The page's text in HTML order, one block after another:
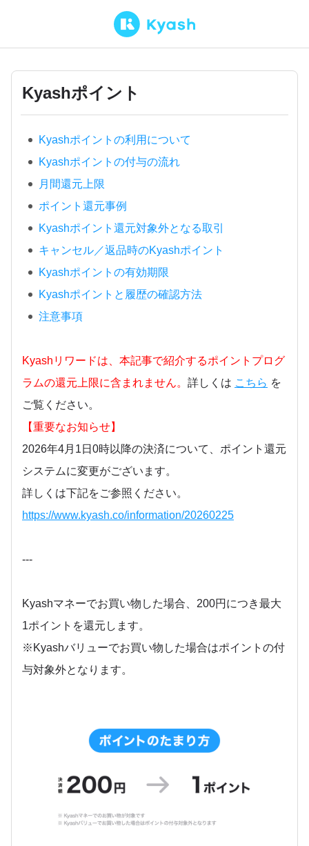
Kyashポイント
Kyashポイントの利用について
Kyashポイントの付与の流れ
月間還元上限
ポイント還元事例
Kyashポイント還元対象外となる取引
キャンセル／返品時のKyashポイント
Kyashポイントの有効期限
Kyashポイントと履歴の確認方法
注意事項
Kyashリワードは、本記事で紹介するポイントプログ
ラムの還元上限に含まれません。 詳しくは こちら を
ご覧ください。
【重要なお知らせ】
2026年4月1日0時以降の決済について、ポイント還元
システムに変更がございます。
詳しくは下記をご参照ください。
https://www.kyash.co/information/20260225
---
Kyashマネーでお買い物した場合、200円につき最大
1ポイントを還元します。
※Kyashバリューでお買い物した場合はポイントの付
与対象外となります。